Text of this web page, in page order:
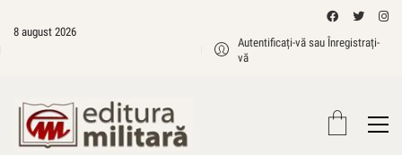
8 august 2026
Autentificați-vă sau Înregistrați-
vă